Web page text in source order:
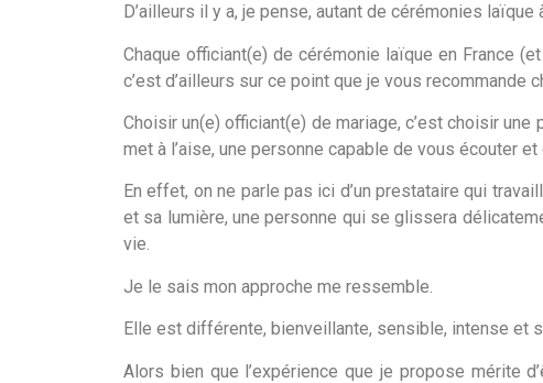
D’ailleurs il y a, je pense, autant de cérémonies
Chaque officiant(e) de cérémonie laïque en France
c’est d’ailleurs sur ce point que je vous recommande
Choisir un(e) officiant(e) de mariage, c’est choisir
met à l’aise, une personne capable de vous écouter
En effet, on ne parle pas ici d’un prestataire qui
et sa lumière, une personne qui se glissera
vie.
Je le sais mon approche me ressemble.
Elle est différente, bienveillante, sensible, intense et
Alors bien que l’expérience que je propose mérite